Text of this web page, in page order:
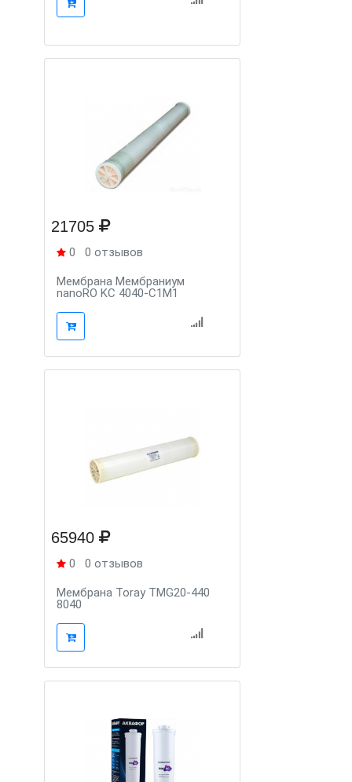
21705
0 0 отзывов
Мембрана Мембраниум
nanoRO KC 4040-C1M1
65940
0 0 отзывов
Мембрана Toray TMG20-440
8040